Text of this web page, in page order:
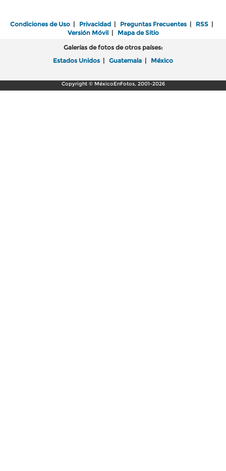
Condiciones de Uso | Privacidad | Preguntas Frecuentes | RSS |
Versión Móvil| Mapa de Sitio
Galerías de fotos de otros países:
Estados Unidos | Guatemala | México
Copyright © MéxicoEnFotos, 2001-2026